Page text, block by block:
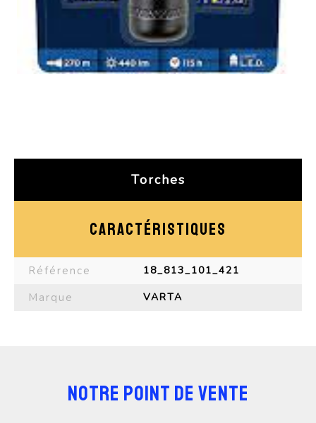
Torches
CARACTÉRISTIQUES
Référence 18_813_101_421
Marque VARTA
NOTRE POINT DE VENTE